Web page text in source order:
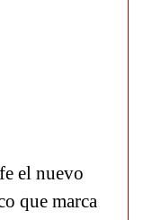
el nuevo
que marca